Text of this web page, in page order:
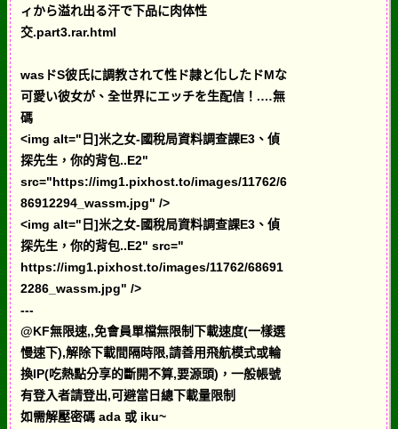
ィから溢れ出る汗で下品に肉体性
交.part3.rar.html
wasドS彼氏に調教されて性ド隷と化したドMな
可愛い彼女が、全世界にエッチを生配信！.…無
碼
<img alt="日]米之女-國稅局資料調查課E3、偵
探先生，你的背包..E2"
src="https://img1.pixhost.to/images/11762/6
86912294_wassm.jpg" />
<img alt="日]米之女-國稅局資料調查課E3、偵
探先生，你的背包..E2" src="
https://img1.pixhost.to/images/11762/68691
2286_wassm.jpg" />
---
@KF無限速,,免會員單檔無限制下載速度(一樣選
慢速下),解除下載間隔時限,請善用飛航模式或輪
換IP(吃熱點分享的斷開不算,要源頭)，一般帳號
有登入者請登出,可避當日總下載量限制
如需解壓密碼 ada 或 iku~